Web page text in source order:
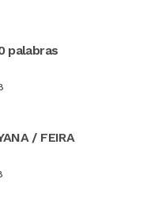
palabras
/ FEIRA